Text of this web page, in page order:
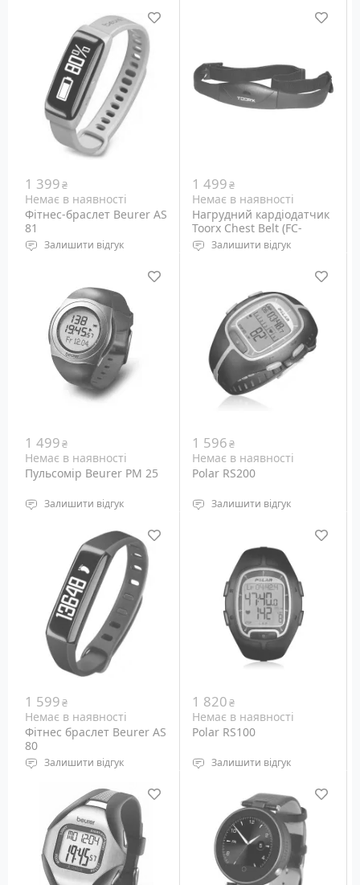
Водонепроникність: 50
Призначення: Монітор
серцевого ритму для
велоспорту
Функції: витрата калорій
1 399₴
Немає в наявності
Фітнес-браслет Beurer AS
81
Залишити відгук
спалені калорії та ін.
Таймер: є
Вага: 20 грам
1 499₴
Немає в наявності
Нагрудний кардіодатчик
Toorx Chest Belt (FC-
TOORX)Залишити відгук
Датчик серцевого ритму
1 499₴
Немає в наявності
Пульсомір Beurer PM 25
Залишити відгук
водонепроникність: до
Підсвічування дисплея:
світлодіодне
Габарити: н.д.
Вага: н.д.
1 596₴
Немає в наявності
Polar RS200
Залишити відгук
Водонепроникність: 50
Призначення: Монітор
серцевого ритму в
червоному корпусі для
бігу та мультиспорту
1 599₴
Немає в наявності
Фітнес браслет Beurer AS
80
Залишити відгук
Датчики: крокомір,
саджанні калорії та ін.
Вага: 20 гр
1 820₴
Немає в наявності
Polar RS100
Залишити відгук
Водонепроникність: 50
Призначення: Монітор
серцевого ритму в
чорному корпусі для бігу
та мультиспорту